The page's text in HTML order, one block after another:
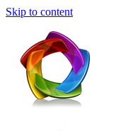
Skip to content